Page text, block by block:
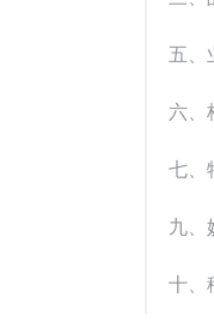
五、
六、
七、
九、
十、